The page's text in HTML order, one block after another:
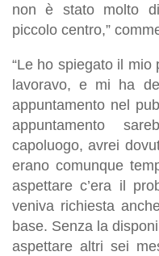
non è stato molto
piccolo centro,”
“Le ho spiegato il mio
lavoravo, e mi ha
appuntamento nel
appuntamento
capoluogo, avrei
erano comunque
aspettare c’era il
veniva richiesta
base. Senza la
aspettare altri sei